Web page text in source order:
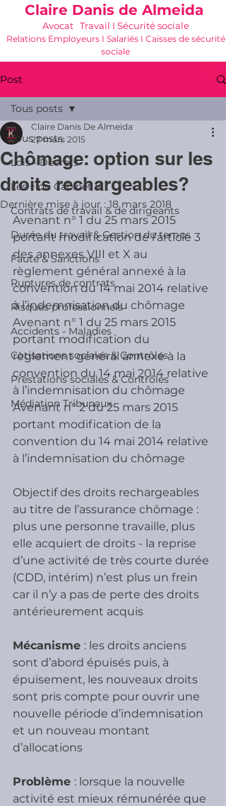
Claire Danis de Almeida
Avocat Travail I Sécurité sociale
Relations Employeurs I Salariés I Caisses de sécurité
sociale
Post
Tous posts
Lois - Décrets
Les + du Cabinet K
Contrats de travail & de dirigeants
Durée du travail & Gestion du temps
Faute & Sanctions
Ruptures de contrats
Risques professionnels
Accidents - Maladies
Cotisations sociales & Contrôles
Prestations sociales & Contrôles
Médiation Tribunaux
Tous posts
Chômage: option sur les
droits rechargeables?
Claire Danis De Almeida
27 mars 2015
Dernière mise à jour :18 mars 2018
Avenant n° 1 du 25 mars 2015
portant modification de l’article 3
des annexes VIII et X au
règlement général annexé à la
convention du 14 mai 2014 relative
à l’indemnisation du chômage
Avenant n° 1 du 25 mars 2015
portant modification du
règlement général annexé à la
convention du 14 mai 2014 relative
à l’indemnisation du chômage
Avenant n° 2 du 25 mars 2015
portant modification de la
convention du 14 mai 2014 relative
à l’indemnisation du chômage
Objectif des droits rechargeables
au titre de l’assurance chômage :
plus une personne travaille, plus
elle acquiert de droits - la reprise
d’une activité de très courte durée
(CDD, intérim) n’est plus un frein
car il n’y a pas de perte des droits
antérieurement acquis
Mécanisme : les droits anciens
sont d’abord épuisés puis, à
épuisement, les nouveaux droits
sont pris compte pour ouvrir une
nouvelle période d’indemnisation
et un nouveau montant
d’allocations
Problème : lorsque la nouvelle
activité est mieux rémunérée que